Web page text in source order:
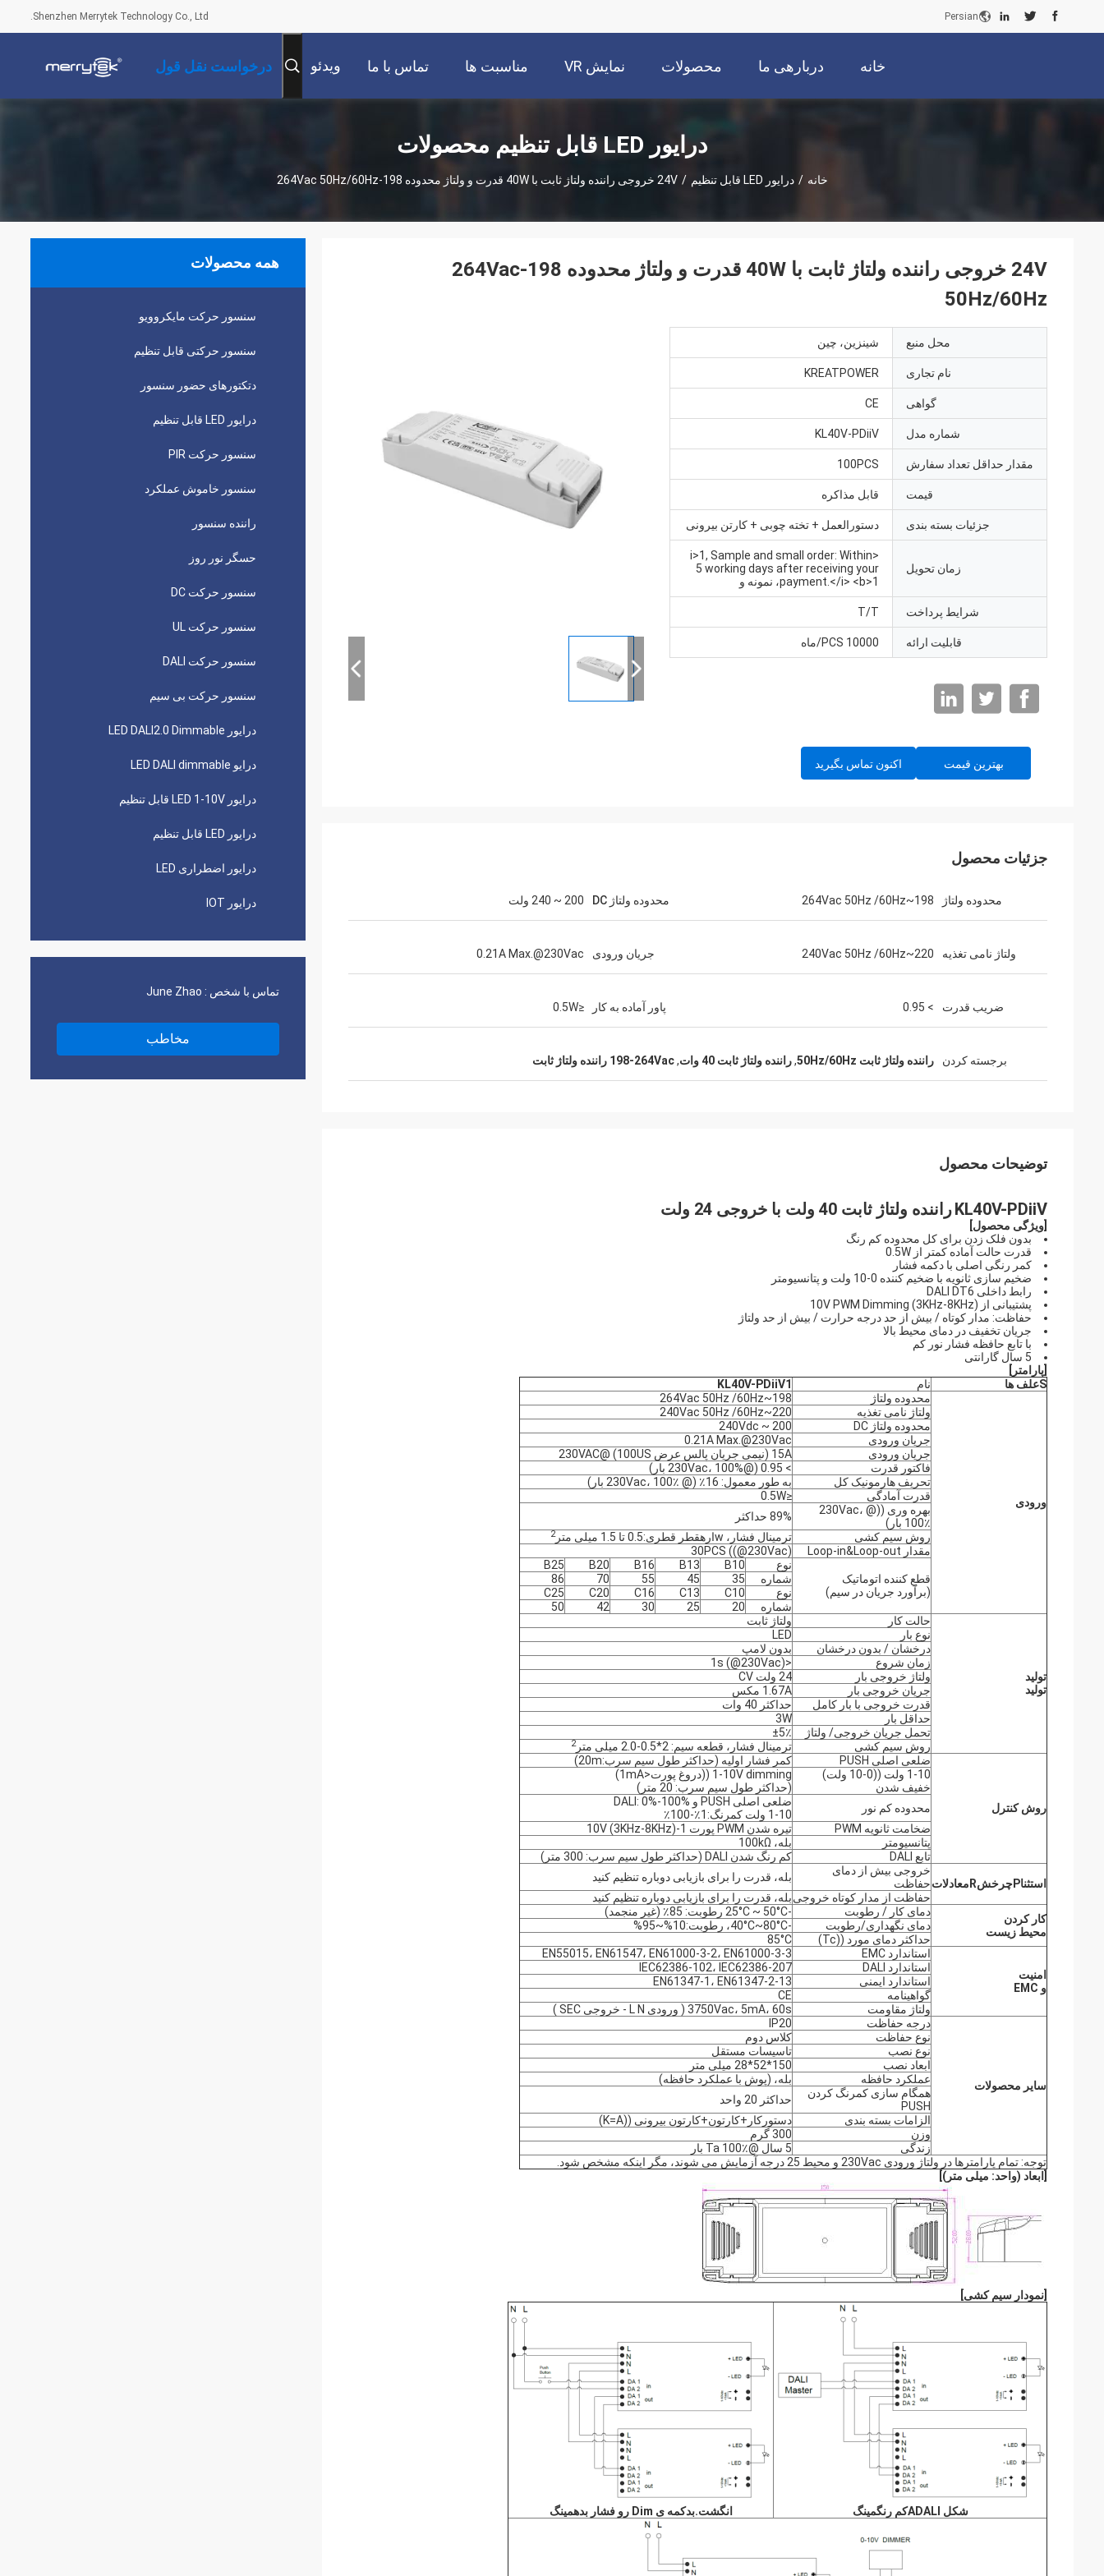
Shenzhen Merrytek Technology Co., Ltd. Persian
خانه دربارهی ما محصولات نمایش VR مناسبت ها تماس با ما ویدئو درخواست نقل قول
درایور LED قابل تنظیم محصولات
خانه / درایور LED قابل تنظیم / 24V خروجی راننده ولتاژ ثابت با 40W قدرت و ولتاژ محدوده 198-264Vac 50Hz/60Hz
همه محصولات
سنسور حرکت مایکروویو
سنسور حرکتی قابل تنظیم
دتکتورهای حضور سنسور
درایور LED قابل تنظیم
سنسور حرکت PIR
سنسور خاموش عملکرد
راننده سنسور
حسگر نور روز
سنسور حرکت DC
سنسور حرکت UL
سنسور حرکت DALI
سنسور حرکت بی سیم
درایور LED DALI2.0 Dimmable
درایو LED DALI dimmable
درایور LED 1-10V قابل تنظیم
درایور LED قابل تنظیم
درایور اضطراری LED
درایور IOT
تماس با شخص : June Zhao
مخاطب
24V خروجی راننده ولتاژ ثابت با 40W قدرت و ولتاژ محدوده 198-264Vac
50Hz/60Hz
محل منبع شينزين، چين
نام تجاری KREATPOWER
گواهی CE
شماره مدل KL40V-PDiiV
مقدار حداقل تعداد سفارش 100PCS
قیمت قابل مذاکره
جزئیات بسته بندی دستورالعمل + تخته چوبی + کارتن بیرونی
زمان تحویل
<i>1, Sample and small order: Within
5 working days after receiving your
payment.</i> <b>1، نمونه و
شرایط پرداخت T/T
قابلیت ارائه 10000 PCS/ماه
بهترین قیمت اکنون تماس بگیرید
جزئیات محصول
محدوده ولتاژ 198~264Vac 50Hz /60Hz محدوده ولتاژ DC 200 ~ 240 ولت
ولتاژ نامی تغذیه 220~240Vac 50Hz /60Hz جریان ورودی 0.21A Max.@230Vac
ضریب قدرت > 0.95 پاور آماده به کار ≤0.5W
برجسته کردن راننده ولتاژ ثابت 50Hz/60Hz ,راننده ولتاژ ثابت 40 وات ,198-264Vac راننده ولتاژ ثابت
توضیحات محصول
KL40V-PDiiVراننده ولتاژ ثابت 40 ولت با خروجی 24 ولت
ویژگی محصول
بدون فلک زدن برای کل محدوده کم رنگ
قدرت حالت آماده کمتر از 0.5W
کمر رنگی اصلی با دکمه فشار
ضخیم سازی ثانویه با ضخیم کننده 0-10 ولت و پتانسیومتر
رابط داخلی DALI DT6
پشتیبانی از 10V PWM Dimming (3KHz-8KHz)
حفاظت: مدار کوتاه / بیش از حد درجه حرارت / بیش از حد ولتاژ
جریان تخفیف در دمای محیط بالا
با تابع حافظه فشار نور کم
5 سال گارانتی
پارامتر
Sعلف ها نام KL40V-PDiiV1
ورودی
محدوده ولتاژ
198~264Vac 50Hz /60Hz
ولتاژ نامی تغذیه
220~240Vac 50Hz /60Hz
محدوده ولتاژ DC
200 ~ 240Vdc
جریان ورودی
0.21A Max.@230Vac
جریان ورودی
15A (نیمی جریان پالس عرض 100US) @230VAC
فاکتور قدرت
> 0.95 (@230Vac، 100% بار)
تحریف هارمونیک کل
به طور معمول: 16٪ (@ 230Vac، 100٪ بار)
قدرت آمادگی
≤0.5W
بهره وری ((@ 230Vac،
100٪ بار)
89% حداکثر
روش سیم کشی
ترمینال فشار، w ارهقطر قطری:0.5 تا 1.5 میلی متر 2
مقدار Loop-in&Loop-out 30PCS ((@230Vac)
قطع کننده اتوماتیک
(برآورد جریان در سیم)
نوع B10
B13
B16
B20
B25
شماره
35
45
55
70
86
نوع
C10
C13
C16
C20
C25
شماره
20
25
30
42
50
تولید
تولید
حالت کار
ولتاژ ثابت
نوع بار
LED
درخشان / بدون درخشان
بدون لامپ
زمان شروع
<1s (@230Vac)
ولتاژ خروجی بار
24 ولت CV
جریان خروجی بار
1.67A مکس
قدرت خروجی با بار کامل
حداکثر 40 وات
حداقل بار
3W
تحمل جریان خروجی/ ولتاژ
±5٪
روش سیم کشی
ترمینال فشار، قطعه سیم: 2*0.5-2.0 میلی متر 2
روش کنترل
ضلعی اصلی PUSH
کمر فشار اولیه (حداکثر طول سیم سرب:20m)
1-10 ولت ((0-10 ولت)
خفیف شدن
1-10V dimming ((دروغ پورت<1mA)
(حداکثر طول سیم سرب: 20 متر)
محدوده کم نور
ضلعی اصلی PUSH و DALI: 0%-100%
1-10 ولت کمرنگ:1٪-100٪
ضخامت ثانویه PWM
تیره شدن PWM پورت 1-10V (3KHz-8KHz)
پتانسیومتر
بله، 100kΩ
تابع DALI
کم رنگ شدن DALI (حداکثر طول سیم سرب: 300 متر)
استثناPچرخشR معادلات
خروجی بیش از دمای
حفاظت
بله، قدرت را برای بازیابی دوباره تنظیم کنید
حفاظت از مدار کوتاه خروجیبله، قدرت را برای بازیابی دوباره تنظیم کنید
کار کردن
محیط زیست
دمای کار / رطوبت
-25°C ~ 50°C رطوبت: 85٪ (غیر منجمد)
دمای نگهداری/رطوبت
-40°C~80°C، رطوبت:10%~95%
حداکثر دمای مورد ((Tc)
85°C
امنیت
و EMC
استاندارد EMC
EN55015، EN61547، EN61000-3-2، EN61000-3-3
استاندارد DALI
IEC62386-102، IEC62386-207
استاندارد ایمنی
EN61347-1، EN61347-2-13
گواهینامه
CE
ولتاژ مقاومت
3750Vac، 5mA، 60s ( ورودی L N - خروجی SEC )
سایر محصولات
درجه حفاظت
IP20
نوع حفاظت
کلاس دوم
نوع نصب
تاسیسات مستقل
ابعاد نصب
150*52*28 میلی متر
عملکرد حافظه
بله، (پوش با عملکرد حافظه)
همگام سازی کمرنگ کردن
PUSH
حداکثر 20 واحد
الزامات بسته بندی
دستورکار+کارتون+کارتون بیرونی ((K=A)
وزن
300 گرم
زندگی
5 سال @Ta 100٪ بار
توجه: تمام پارامترها در ولتاژ ورودی 230Vac و محیط 25 درجه آزمایش می شوند، مگر اینکه مشخص شود.
ابعاد (واحد: میلی متر)
نمودار سیم کشی
شکل A DALI کم رنگمینگ انگشت.بدکمه ی Dim رو فشار بده مینگ